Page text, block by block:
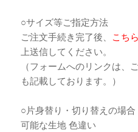
○サイズ等ご指定方法
ご注文手続き完了後、 こち
上送信してください。
（フォームへのリンクは、
も記載しております。）
○片身替り・切り替えの場
可能な生地 色違い